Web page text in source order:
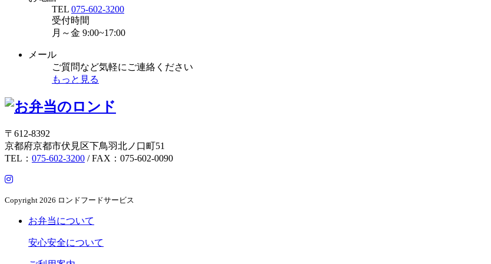
TEL 075-602-3200
受付時間
月～金 9:00~17:00
メール
ご質問など気軽にご連絡ください
もっと見る
〒612-8392
京都府京都市伏見区下鳥羽北ノ口町51
TEL： 075-602-3200 / FAX：075-602-0090
Copyright 2026 ロンドフードサービス
お弁当について
安心安全について